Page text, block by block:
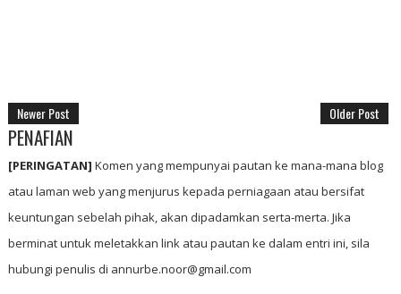
Newer Post Older Post
PENAFIAN
[PERINGATAN] Komen yang mempunyai pautan ke mana-mana blog
atau laman web yang menjurus kepada perniagaan atau bersifat
keuntungan sebelah pihak, akan dipadamkan serta-merta. Jika
berminat untuk meletakkan link atau pautan ke dalam entri ini, sila
hubungi penulis di annurbe.noor@gmail.com